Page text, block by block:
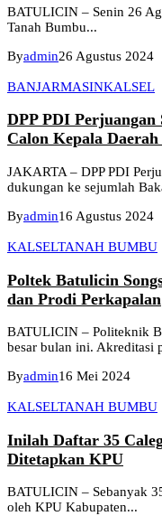
BATULICIN – Senin 26
Tanah Bumbu...
Byadmin26 Agustus 2024
BANJARMASINKALSEL
DPP PDI Perjuangan
Calon Kepala
JAKARTA – DPP PDI
dukungan ke sejumlah
Byadmin16 Agustus 2024
KALSELTANAH BUMBU
Poltek Batulicin
dan Prodi Perkapalan
BATULICIN – Politeknik
besar bulan ini. Akreditasi
Byadmin16 Mei 2024
KALSELTANAH BUMBU
Inilah Daftar 35
Ditetapkan KPU
BATULICIN – Sebanyak
oleh KPU Kabupaten...